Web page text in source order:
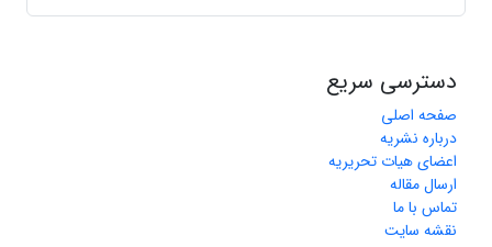
دسترسی سریع
صفحه اصلی
درباره نشریه
اعضای هیات تحریریه
ارسال مقاله
تماس با ما
نقشه سایت